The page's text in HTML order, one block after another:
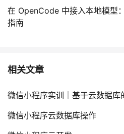
在 OpenCode 中接入本地模型
指南
相关文章
微信小程序实训｜基于云数据库
微信小程序云数据库操作